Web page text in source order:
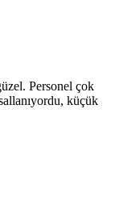
Personel çok
küçük